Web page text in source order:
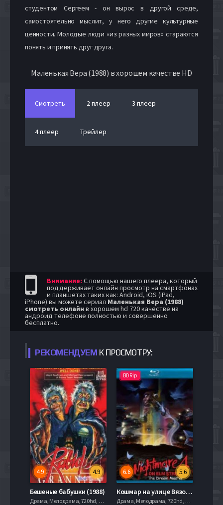
студентом Сергеем - он вырос в другой среде,
самостоятельно мыслит, у него другие культурные
ценности. Молодые люди «из разных миров» стараются
понять и принять друг друга.
Маленькая Вера (1988) в хорошем качестве HD
Смотреть 2 плеер 3 плеер
4 плеер Трейлер
Внимание: С помощью нашего плеера, который
поддерживает онлайн просмотр на смартфонах
и планшетах таких как: Android, iOS (iPad,
iPhone) вы можете сериал Маленькая Вера (1988)
смотреть онлайн в хорошем hd 720 качестве на
андроид телефоне полностью и совершенно
бесплатно.
РЕКОМЕНДУЕМ К ПРОСМОТРУ:
4.9
4.9
Бешеные бабушки (1988)
Драма, Мелодрама, 720hd, mobilen
BDRip
5.6
6.6
Кошмар на улице Вязов 4: Повелитель сна (1988)
Драма, Мелодрама, 720hd, mobilen